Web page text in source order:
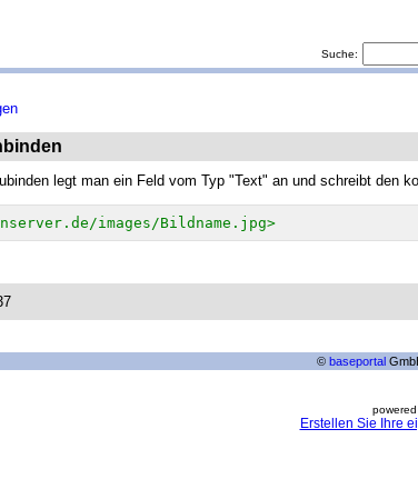
Suche:
legt man ein Feld vom Typ "Text" an und schreibt den
images/Bildname.jpg>
© baseportal
Erstellen Sie Ihre